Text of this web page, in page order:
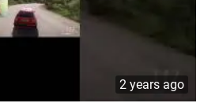
2 years ago